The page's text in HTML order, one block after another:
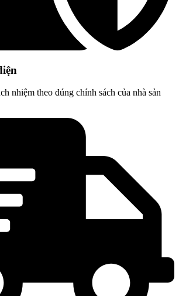
nhiệm theo đúng chính sách của nhà sản